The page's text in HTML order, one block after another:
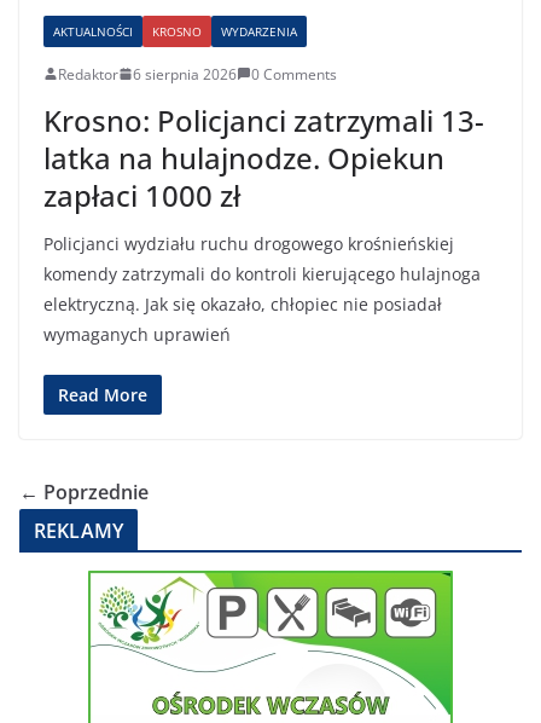
AKTUALNOŚCI KROSNO WYDARZENIA
Redaktor 6 sierpnia 2026 0 Comments
Krosno: Policjanci zatrzymali 13-
latka na hulajnodze. Opiekun
zapłaci 1000 zł
Policjanci wydziału ruchu drogowego krośnieńskiej
komendy zatrzymali do kontroli kierującego hulajnoga
elektryczną. Jak się okazało, chłopiec nie posiadał
wymaganych uprawień
Read More
← Poprzednie
REKLAMY